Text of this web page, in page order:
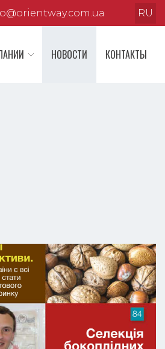
RU
НОВОСТИ КОНТАКТЫ